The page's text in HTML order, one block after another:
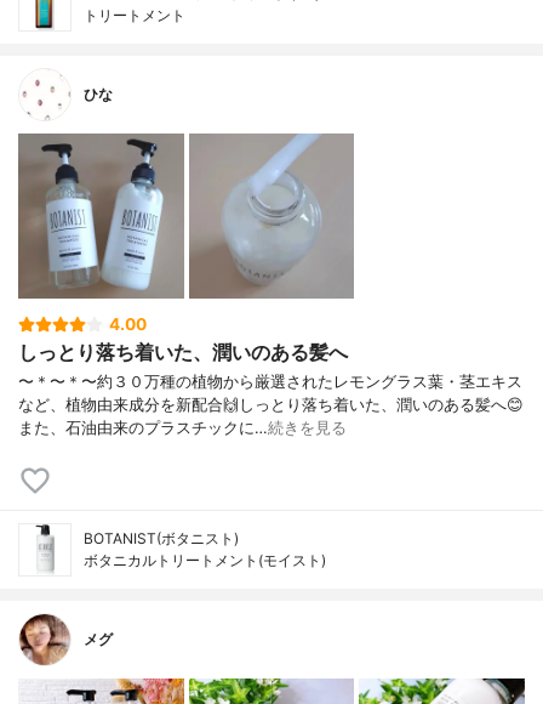
トリートメント
ひな
4.00
しっとり落ち着いた、潤いのある髪へ
〜＊〜＊〜約３０万種の植物から厳選されたレモングラス葉・茎エキス
など、植物由来成分を新配合🙌しっとり落ち着いた、潤いのある髪へ😊
また、石油由来のプラスチックに…続きを見る
BOTANIST(ボタニスト)
ボタニカルトリートメント(モイスト)
メグ